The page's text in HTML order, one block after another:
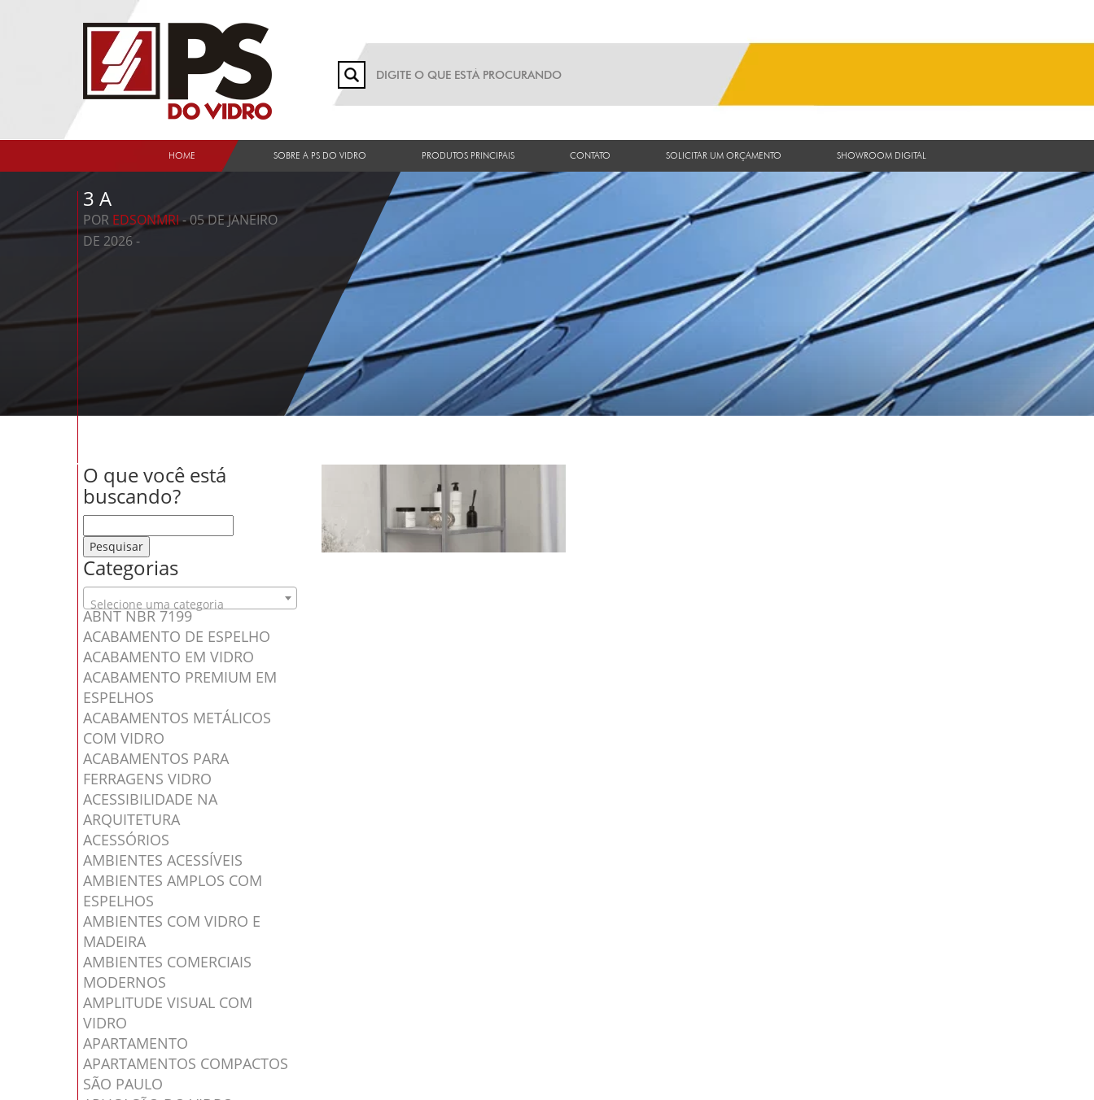
HOME SOBRE A PS DO VIDRO PRODUTOS PRINCIPAIS CONTATO SOLICITAR UM ORÇAMENTO SHOWROOM DIGITAL
3 A
POR EDSONMRI- 05 DE JANEIRO
DE 2026 -
O que você está
buscando?
Categorias
Selecione uma categoria
ABNT NBR 7199
ACABAMENTO DE ESPELHO
ACABAMENTO EM VIDRO
ACABAMENTO PREMIUM EM
ESPELHOS
ACABAMENTOS METÁLICOS
COM VIDRO
ACABAMENTOS PARA
FERRAGENS VIDRO
ACESSIBILIDADE NA
ARQUITETURA
ACESSÓRIOS
AMBIENTES ACESSÍVEIS
AMBIENTES AMPLOS COM
ESPELHOS
AMBIENTES COM VIDRO E
MADEIRA
AMBIENTES COMERCIAIS
MODERNOS
AMPLITUDE VISUAL COM
VIDRO
APARTAMENTO
APARTAMENTOS COMPACTOS
SÃO PAULO